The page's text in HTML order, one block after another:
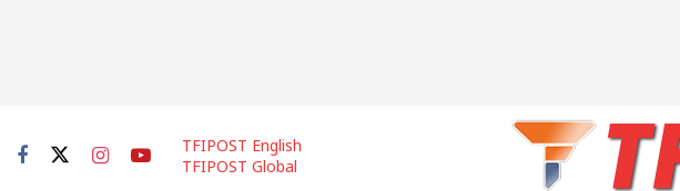
TFIPOST English
TFIPOST Global